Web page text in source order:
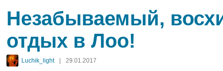
Незабываемый,
отдых в Лоо!
Luchik_light | 29.01.2017